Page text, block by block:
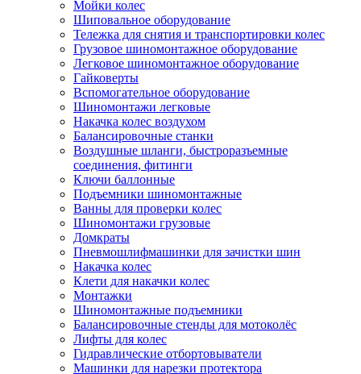
Мойки колес
Шиповальное оборудование
Тележка для снятия и транспортировки колес
Грузовое шиномонтажное оборудование
Легковое шиномонтажное оборудование
Гайковерты
Вспомогательное оборудование
Шиномонтажи легковые
Накачка колес воздухом
Балансировочные станки
Воздушные шланги, быстроразъемные
соединения, фитинги
Ключи баллонные
Подъемники шиномонтажные
Ванны для проверки колес
Шиномонтажи грузовые
Домкраты
Пневмошлифмашинки для зачистки шин
Накачка колес
Клети для накачки колес
Монтажки
Шиномонтажные подъемники
Балансировочные стенды для мотоколёс
Лифты для колес
Гидравлические отбортовыватели
Машинки для нарезки протектора